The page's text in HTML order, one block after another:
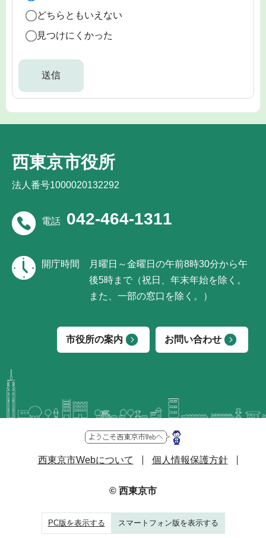
どちらともいえない
見つけにくかった
西東京市役所
法人番号1000020132292
電話 042-464-1311
開庁時間
月曜日～金曜日の午前8時30分から午
後5時まで（祝日、年末年始を除く。
また、一部の窓口を除く。）
市役所の案内 お問い合わせ
西東京市Webについて 個人情報保護方針
© 西東京市
PC版を表示する スマートフォン版を表示する